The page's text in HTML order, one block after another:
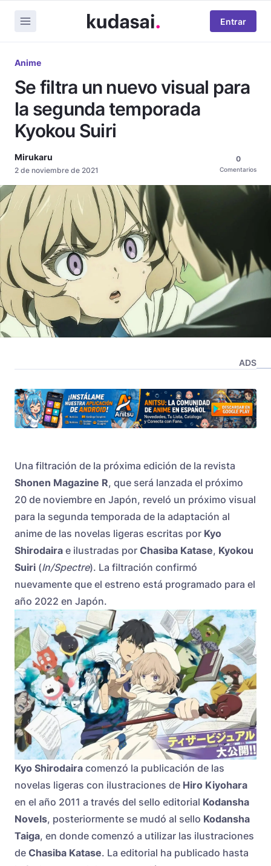
Entrar
Anime
Se filtra un nuevo visual para
la segunda temporada
Kyokou Suiri
Mirukaru
2 de noviembre de 2021
0
Comentarios
ADS
Una filtración de la próxima edición de la revista
Shonen Magazine R, que será lanzada el próximo
20 de noviembre en Japón, reveló un próximo visual
para la segunda temporada de la adaptación al
anime de las novelas ligeras escritas por Kyo
Shirodaira e ilustradas por Chasiba Katase, Kyokou
Suiri (In/Spectre). La filtración confirmó
nuevamente que el estreno está programado para el
año 2022 en Japón.
Kyo Shirodaira comenzó la publicación de las
novelas ligeras con ilustraciones de Hiro Kiyohara
en el año 2011 a través del sello editorial Kodansha
Novels, posteriormente se mudó al sello Kodansha
Taiga, en donde comenzó a utilizar las ilustraciones
de Chasiba Katase. La editorial ha publicado hasta